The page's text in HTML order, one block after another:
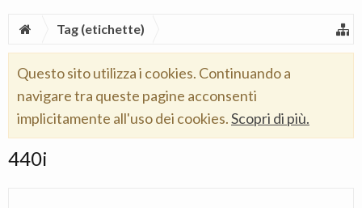
Tag (etichette)
Questo sito utilizza i cookies. Continuando a
navigare tra queste pagine acconsenti
implicitamente all'uso dei cookies.Scopri di più.
440i